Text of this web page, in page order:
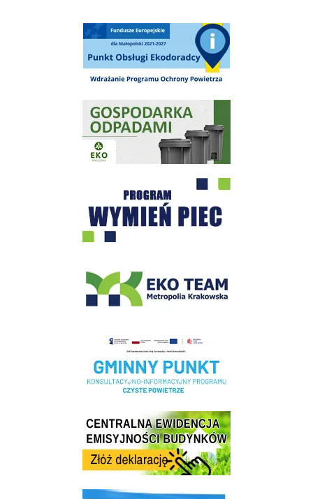
Punkt Obsługi Ekodoradcy Wieliczka
Gospodarka odpadami na terenie Miasta i Gminy Wieliczka
Program "Czyste Powietrze" - Wieliczka
Realizacja Programu Czyste Powietrze w Gminie Wieliczka
Centrala Ewidencja Emisyjności Budynków - złóż deklarację
link do strony ekointerwencja dot.- powietrza